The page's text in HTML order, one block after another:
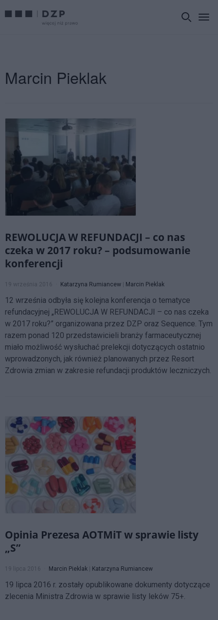
Marcin Pieklak
REWOLUCJA W REFUNDACJI – co nas
czeka w 2017 roku? – podsumowanie
konferencji
19 września 2016 Katarzyna Rumiancew | Marcin Pieklak
12 września odbyła się kolejna konferencja o tematyce
refundacyjnej „REWOLUCJA W REFUNDACJI – co nas czeka
w 2017 roku?” organizowana przez DZP oraz Sequence. Tym
razem ponad 120 przedstawicieli branży farmaceutycznej
miało możliwość wysłuchać prelekcji dotyczących ostatnio
wprowadzonych, jak również planowanych przez Resort
Zdrowia zmian w zakresie refundacji produktów leczniczych.
Opinia Prezesa AOTMiT w sprawie listy
„S”
19 lipca 2016 Marcin Pieklak Katarzyna Rumiancew
19 lipca 2016 r. zostały opublikowane dokumenty dotyczące
zlecenia Ministra Zdrowia w sprawie listy leków 75+.